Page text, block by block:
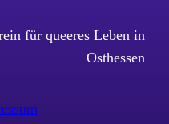
für queeres Leben in
Osthessen